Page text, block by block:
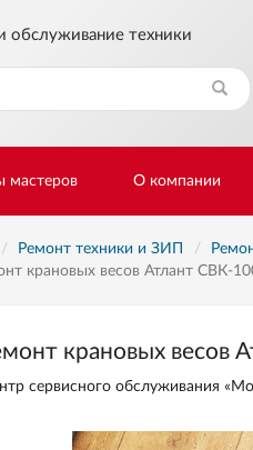
техники
мастеров О компании
Ремонт техники и ЗИП
крановых весов Атлант СВК-
крановых весов
сервисного обслуживания